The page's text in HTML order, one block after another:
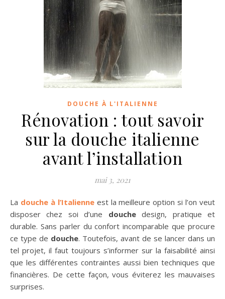
DOUCHE À L'ITALIENNE
Rénovation : tout savoir
sur la douche italienne
avant l’installation
mai 3, 2021
La douche à l’Italienne est la meilleure option si l’on veut
disposer chez soi d’une douchedesign, pratique et
durable. Sans parler du confort incomparable que procure
ce type de douche. Toutefois, avant de se lancer dans un
tel projet, il faut toujours s’informer sur la faisabilité ainsi
que les différentes contraintes aussi bien techniques que
financières. De cette façon, vous éviterez les mauvaises
surprises.